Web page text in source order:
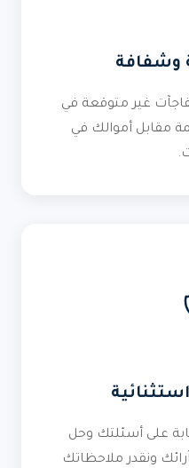
وشفافة
غير متوقعة في
مقابل أموالك في
جاهز للإجابة على أسئلتك وحل
ونقدر ملاحظاتك